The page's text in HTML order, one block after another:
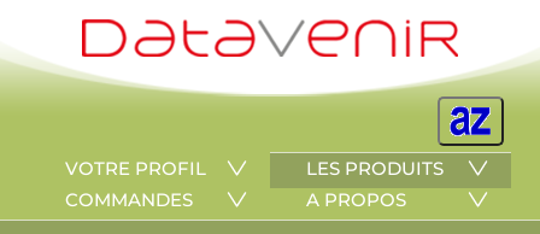
VOTRE PROFIL
LES PRODUITS
COMMANDES
A PROPOS